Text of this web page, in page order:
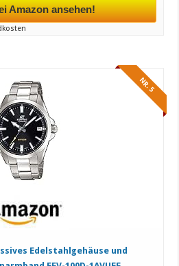
Amazon ansehen!
NR. 5
Edelstahlgehäuse und